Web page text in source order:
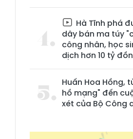
Hà Tĩnh phá
dây bán ma túy
công nhân, học
dịch hơn 10 tỷ
Huấn Hoa Hồng,
hồ mạng" đến
xét của Bộ Công